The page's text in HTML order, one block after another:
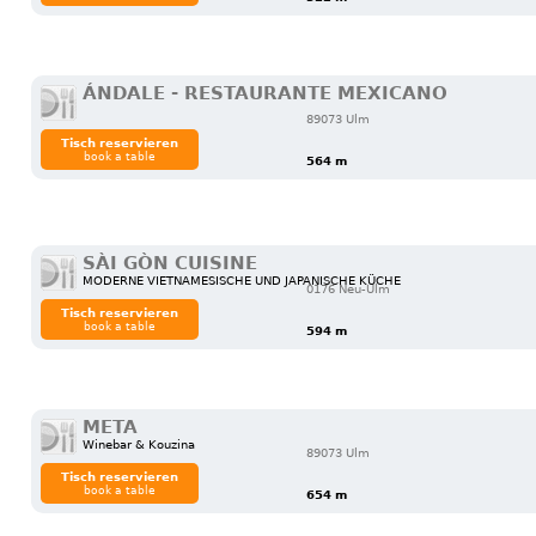
ÁNDALE - RESTAURANTE MEXICANO
89073 Ulm
564 m
Tisch reservieren
book a table
SÀI GÒN CUISINE
MODERNE VIETNAMESISCHE UND JAPANISCHE KÜCHE
0176 Neu-Ulm
594 m
Tisch reservieren
book a table
META
Winebar & Kouzina
89073 Ulm
654 m
Tisch reservieren
book a table